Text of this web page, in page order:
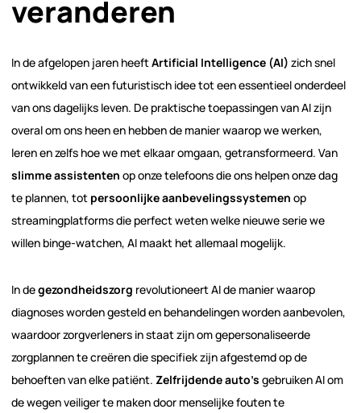
veranderen
In de afgelopen jaren heeftArtificial Intelligence (AI) zich snel
ontwikkeld van een futuristisch idee tot een essentieel onderdeel
van ons dagelijks leven. De praktische toepassingen van AI zijn
overal om ons heen en hebben de manier waarop we werken,
leren en zelfs hoe we met elkaar omgaan, getransformeerd. Van
slimme assistenten op onze telefoons die ons helpen onze dag
te plannen, tot persoonlijke aanbevelingssystemen op
streamingplatforms die perfect weten welke nieuwe serie we
willen binge-watchen, AI maakt het allemaal mogelijk.
In degezondheidszorg revolutioneert AI de manier waarop
diagnoses worden gesteld en behandelingen worden aanbevolen,
waardoor zorgverleners in staat zijn om gepersonaliseerde
zorgplannen te creëren die specifiek zijn afgestemd op de
behoeften van elke patiënt. Zelfrijdende auto’s gebruiken AI om
de wegen veiliger te maken door menselijke fouten te